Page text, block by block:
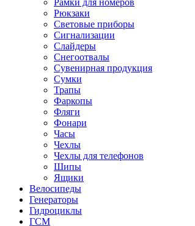
Рамки для номеров
Рюкзаки
Световые приборы
Сигнализации
Слайдеры
Снегоотвалы
Сувенирная продукция
Сумки
Трапы
Фаркопы
Фляги
Фонари
Часы
Чехлы
Чехлы для телефонов
Шипы
Ящики
Велосипеды
Генераторы
Гидроциклы
ГСМ